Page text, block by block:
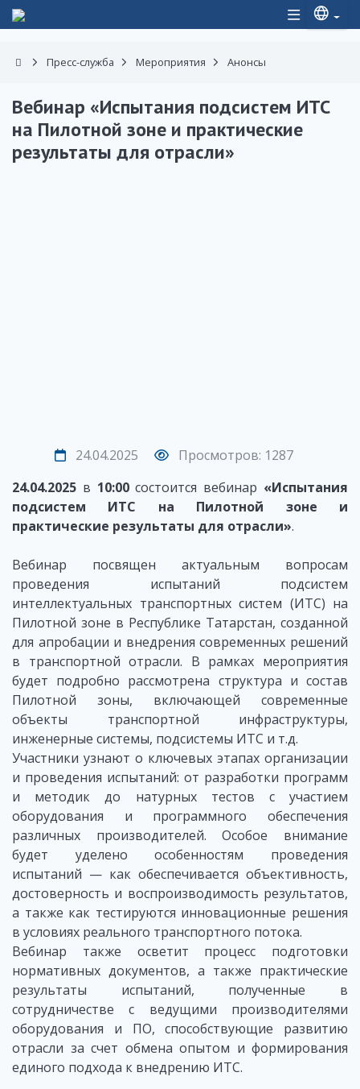
Пресс-служба Мероприятия Анонсы
Вебинар «Испытания подсистем ИТС
на Пилотной зоне и практические
результаты для отрасли»
24.04.2025
Просмотров: 1287
24.04.2025 в 10:00состоится вебинар «Испытания
подсистем ИТС на Пилотной зоне и
практические результаты для отрасли».
Вебинар посвящен актуальным вопросам
проведения испытаний подсистем
интеллектуальных транспортных систем (ИТС) на
Пилотной зоне в Республике Татарстан, созданной
для апробации и внедрения современных решений
в транспортной отрасли. В рамках мероприятия
будет подробно рассмотрена структура и состав
Пилотной зоны, включающей современные
объекты транспортной инфраструктуры,
инженерные системы, подсистемы ИТС и т.д.
Участники узнают о ключевых этапах организации
и проведения испытаний: от разработки программ
и методик до натурных тестов с участием
оборудования и программного обеспечения
различных производителей. Особое внимание
будет уделено особенностям проведения
испытаний — как обеспечивается объективность,
достоверность и воспроизводимость результатов,
а также как тестируются инновационные решения
в условиях реального транспортного потока.
Вебинар также осветит процесс подготовки
нормативных документов, а также практические
результаты испытаний, полученные в
сотрудничестве с ведущими производителями
оборудования и ПО, способствующие развитию
отрасли за счет обмена опытом и формирования
единого подхода к внедрению ИТС.